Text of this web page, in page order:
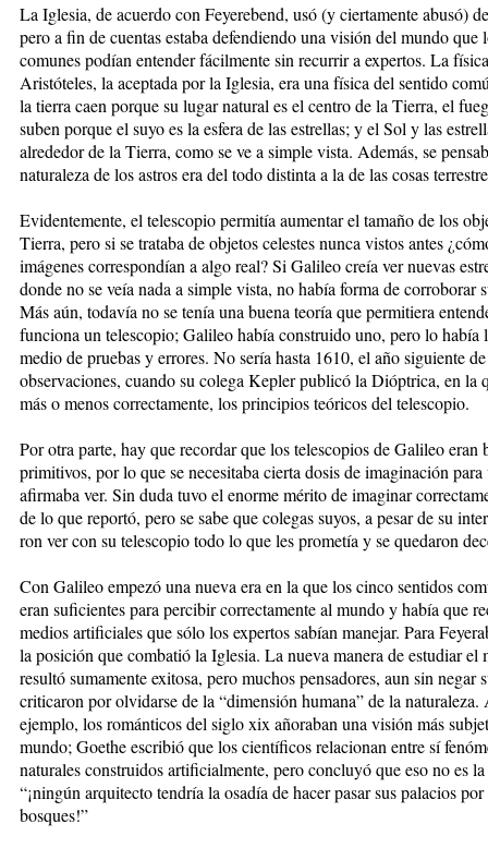
La Iglesia, de acuerdo con Feyerebend, usó (y cierta­men­te abusó)
pero a fin de cuentas estaba defen­diendo una visión del mundo que
comunes po­dían entender fácilmente sin recurrir a expertos. La
Aristóteles, la aceptada por la Iglesia, era una física del sen­tido
la tie­rra caen porque su lugar natural es el centro de la Tierra, el
suben porque el suyo es la esfera de las estrellas; y el Sol y las
alrededor de la Tierra, como se ve a simple vista. Ade­más, se
natu­ra­leza de los astros era del ­todo distinta a la de las cosas
Evidentemente, el teles­co­pio permitía aumentar el ta­ma­ño de los
Tie­rra, pero si se trataba de ob­jetos ce­lestes nunca vistos an­tes
imágenes co­rrespondían a algo real? Si Galileo creía ver nuevas
donde no se veía na­da a simple vista, no había for­ma de corroborar
Más aún, todavía no se tenía una buena teoría que permi­tie­ra
funciona un te­lescopio; Galileo había cons­truido uno, pero lo había
medio de pruebas y errores. No sería hasta 1610, el año siguiente
observaciones, cuando su colega Ke­pler publicó la Dióptrica, en la
más o me­nos correctamente, los principios teó­ri­cos del telescopio.
Por otra parte, hay que recordar que los telescopios de Galileo eran
primitivos, por lo que se necesitaba cierta dosis de imaginación
afirmaba ver. Sin duda tuvo el enorme mérito de imaginar
de lo que reportó, pero se sabe que colegas suyos, a pesar de su
ron ver con su telescopio todo lo que les prometía y se quedaron
Con Galileo empezó una nue­va era en la que los cinco sentidos
eran suficientes para percibir co­rrec­tamente al mundo y había que
medios artificiales que sólo los expertos sabían manejar. Para
la posición que comba­tió la Iglesia. La nueva manera de estudiar el
resultó sumamente exitosa, pero muchos pensadores, aun sin negar
criticaron por olvidarse de la “dimensión humana” de la naturaleza.
ejemplo, los románticos del siglo xix añoraban una visión más
mundo; Goethe escribió que los cien­tí­ficos relacionan entre sí
naturales construidos artificialmente, pero concluyó que eso no es
“¡ningún arquitecto tendría la osadía de hacer pasar sus palacios
bosques!”